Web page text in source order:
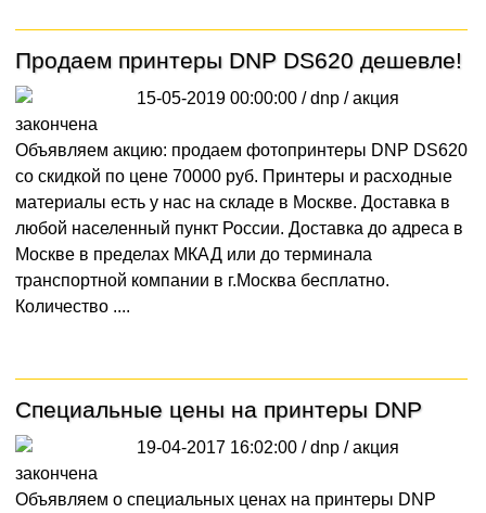
Продаем принтеры DNP DS620 дешевле!
15-05-2019 00:00:00 / dnp /акция
закончена
Объявляем акцию: продаем фотопринтеры DNP DS620
со скидкой по цене 70000 руб. Принтеры и расходные
материалы есть у нас на складе в Москве. Доставка в
любой населенный пункт России. Доставка до адреса в
Москве в пределах МКАД или до терминала
транспортной компании в г.Москва бесплатно.
Количество ....
Специальные цены на принтеры DNP
19-04-2017 16:02:00 / dnp /акция
закончена
Объявляем о специальных ценах на принтеры DNP